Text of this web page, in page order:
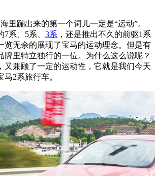
里蹦出来的第一个词儿一定是“运动”。
系、5系、 3系 ，还是推出不久的前驱1系
览无余的展现了宝马的运动理念。但是有
牌里特立独行的一位。为什么这么说呢？
又兼顾了一定的运动性，它就是我们今天
2系旅行车。